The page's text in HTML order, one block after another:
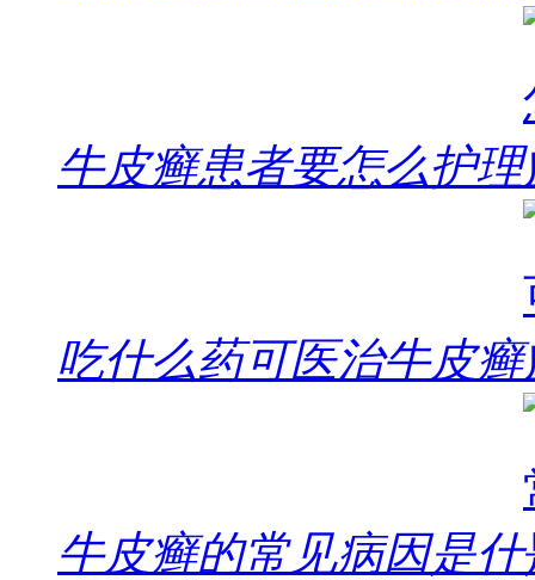
牛皮癣患者要怎么护理
吃什么药可医治牛皮癣
牛皮癣的常见病因是什